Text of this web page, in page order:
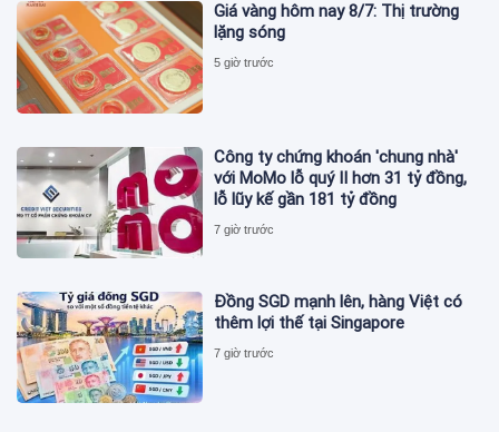
Giá vàng hôm nay 8/7: Thị trường
lặng sóng
5 giờ trước
Công ty chứng khoán 'chung nhà'
với MoMo lỗ quý II hơn 31 tỷ đồng,
lỗ lũy kế gần 181 tỷ đồng
7 giờ trước
Đồng SGD mạnh lên, hàng Việt có
thêm lợi thế tại Singapore
7 giờ trước